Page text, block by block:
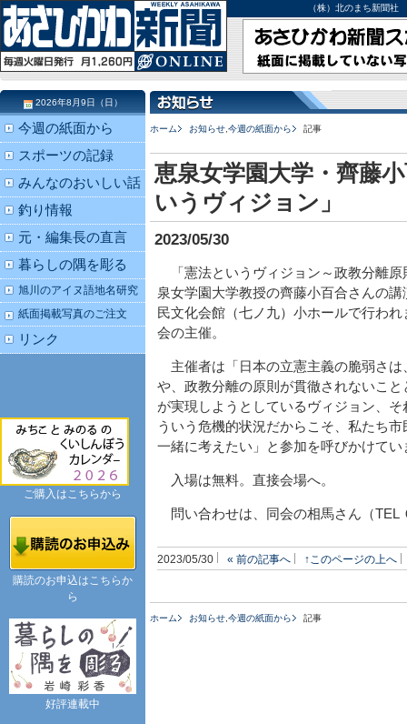
（株）北のまち新聞
ホーム お知らせ 今週の紙面から 記事
恵泉女学園大学・齊藤
いうヴィジョン」
2023/05/30
「憲法というヴィジョン～政教分離原
泉女学園大学教授の齊藤小百合さんの
民文化会館（七ノ九）小ホールで行わ
会の主催。
主催者は「日本の立憲主義の脆弱さは
や、政教分離の原則が貫徹されないこ
が実現しようとしているヴィジョン、
ういう危機的状況だからこそ、私たち
一緒に考えたい」と参加を呼びかけてい
入場は無料。直接会場へ。
問い合わせは、同会の相馬さん（
2023/05/30 « 前の記事へ ↑このページの上へ
ホーム お知らせ 今週の紙面から 記事
2026年8月9日（日）
今週の紙面から
スポーツの記録
みんなのおいしい話
釣り情報
元・編集長の直言
暮らしの隅を彫る
旭川のアイヌ語地名研究
紙面掲載写真のご注文
リンク
ご購入はこちらから
購読のお申込はこちらか
ら
好評連載中